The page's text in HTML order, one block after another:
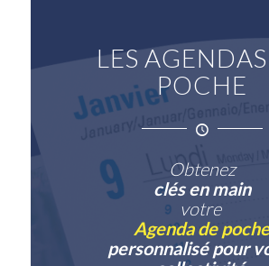
LES
POCHE
Obtenez
clés en main
votre
Agenda de
personnalisé pour